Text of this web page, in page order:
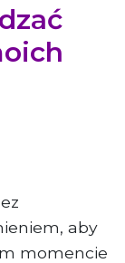
aby
momencie